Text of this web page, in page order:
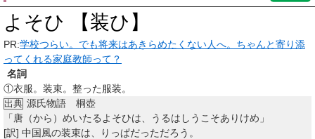
よそひ 【装ひ】
PR:学校つらい。でも将来はあきらめたくない人へ。ちゃんと寄り添
ってくれる家庭教師って？
名詞
①衣服。装束。整った服装。
出典 源氏物語 桐壺
「唐（から）めいたるよそひは、うるはしうこそありけめ」
[訳] 中国風の装束は、りっぱだっただろう。